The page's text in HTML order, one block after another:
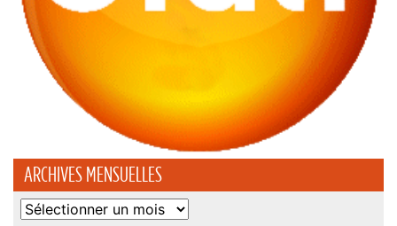
ARCHIVES MENSUELLES
Archives